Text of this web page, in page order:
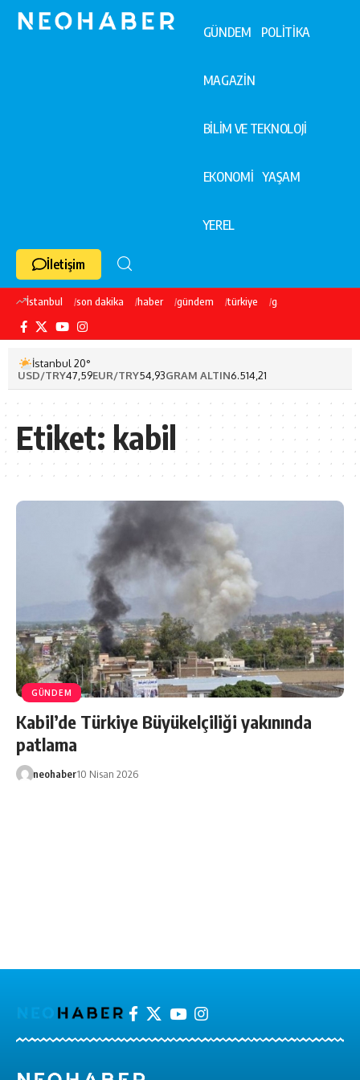
GÜNDEM POLİTİKA
MAGAZİN
BİLİM VE TEKNOLOJİ
EKONOMİ YAŞAM
YEREL
İletişim
İstanbul son dakika haber gündem türkiye galatasaray
İstanbul 20°
USD/TRY47,59EUR/TRY54,93GRAM ALTIN6.514,21
Etiket: kabil
GÜNDEM
Kabil’de Türkiye Büyükelçiliği yakınında
patlama
neohaber10 Nisan 2026